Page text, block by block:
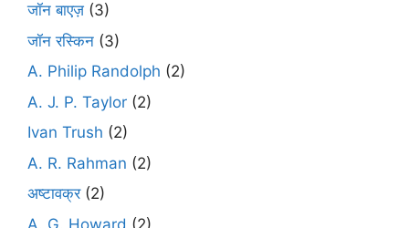
जॉन बाएज़ (3)
जॉन रस्किन (3)
A. Philip Randolph (2)
A. J. P. Taylor (2)
Ivan Trush (2)
A. R. Rahman (2)
अष्टावक्र(2)
A. G. Howard (2)